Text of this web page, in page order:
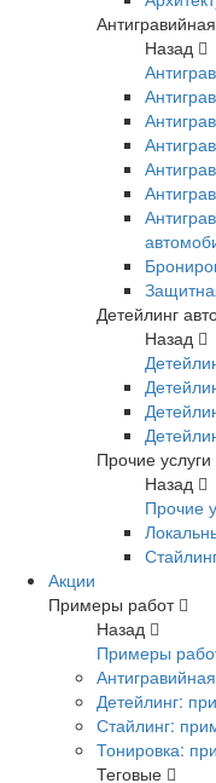
Назад
Детейлинг
Назад
Прочие
Назад
Прочие
Акции
Примеры работ
Назад
Примеры
Детейлинг:
Стайлинг:
Тонировка:
Теговые